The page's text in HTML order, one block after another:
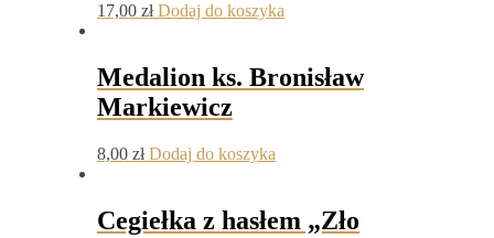
17,00 zł Dodaj do koszyka
Medalion ks. Bronisław
Markiewicz
8,00 zł Dodaj do koszyka
Cegiełka z hasłem „Zło